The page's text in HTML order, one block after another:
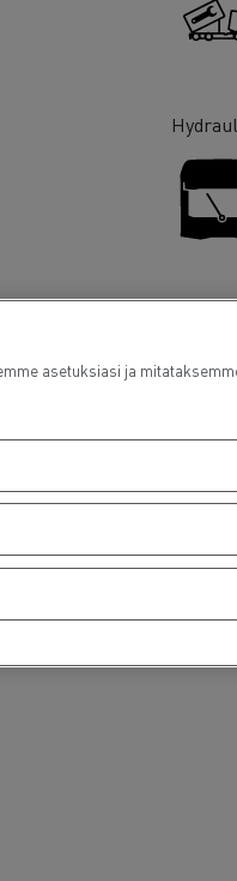
asetuksiasi ja